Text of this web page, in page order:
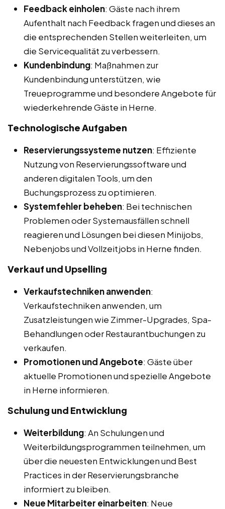
Feedback einholen: Gäste nach ihrem
Aufenthalt nach Feedback fragen und dieses an
die entsprechenden Stellen weiterleiten, um
die Servicequalität zu verbessern.
Kundenbindung: Maßnahmen zur
Kundenbindung unterstützen, wie
Treueprogramme und besondere Angebote für
wiederkehrende Gäste in Herne.
Technologische Aufgaben
Reservierungssysteme nutzen: Effiziente
Nutzung von Reservierungssoftware und
anderen digitalen Tools, um den
Buchungsprozess zu optimieren.
Systemfehler beheben: Bei technischen
Problemen oder Systemausfällen schnell
reagieren und Lösungen bei diesen Minijobs,
Nebenjobs und Vollzeitjobs in Herne finden.
Verkauf und Upselling
Verkaufstechniken anwenden:
Verkaufstechniken anwenden, um
Zusatzleistungen wie Zimmer-Upgrades, Spa-
Behandlungen oder Restaurantbuchungen zu
verkaufen.
Promotionen und Angebote: Gäste über
aktuelle Promotionen und spezielle Angebote
in Herne informieren.
Schulung und Entwicklung
Weiterbildung: An Schulungen und
Weiterbildungsprogrammen teilnehmen, um
über die neuesten Entwicklungen und Best
Practices in der Reservierungsbranche
informiert zu bleiben.
Neue Mitarbeiter einarbeiten: Neue